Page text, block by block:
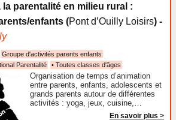
la parentalité en milieu rural :
enfants (Pont d’Ouilly Loisirs) -
Groupe d'activités parents enfants
Parentalité
• Toutes classes d'âges
Organisation de temps d’animation
entre parents, enfants, adolescents et
grands parents autour de différentes
activités : yoga, jeux, cuisine,…
En savoir plus >